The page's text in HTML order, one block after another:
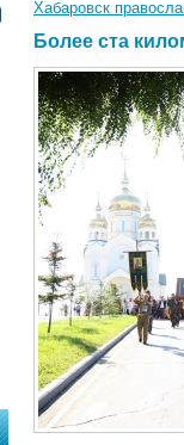
Хабаровск
Более ста